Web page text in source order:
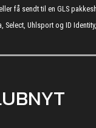
få sendt til en GLS
Uhlsport og ID